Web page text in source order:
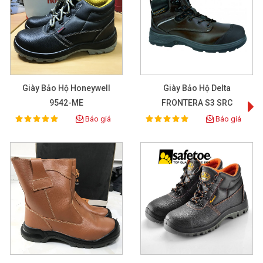
Thông tin kỹ thuật chi tiết sản phẩm
Giày Bảo Hộ Honeywell
9542-ME
Rating:
100% Báo giá
Giày Bảo Hộ Delta
FRONTERA S3 SRC
Rating:
100% Báo giá